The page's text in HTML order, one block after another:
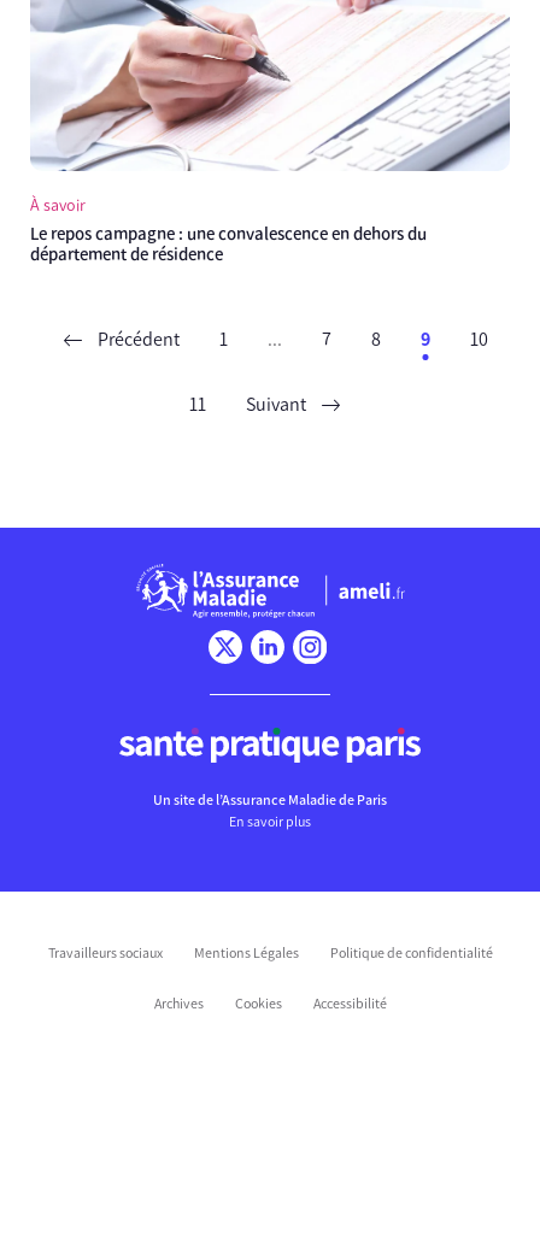
À savoir
Le repos campagne : une convalescence en dehors du
département de résidence
Précédent 1 ... 7 8 9 10
11 Suivant
Un site de l’Assurance Maladie de Paris
En savoir plus
Travailleurs sociaux Mentions Légales Politique de confidentialité
Archives Cookies Accessibilité